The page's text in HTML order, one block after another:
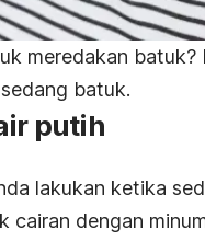
meredakan batuk?
batuk.
putih
lakukan ketika
cairan dengan